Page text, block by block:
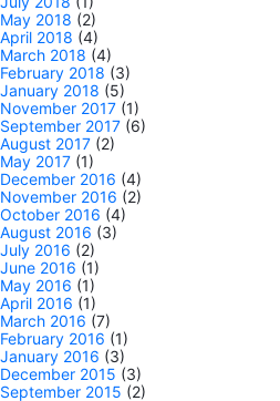
May 2018 (2)
April 2018 (4)
March 2018 (4)
February 2018 (3)
January 2018 (5)
November 2017 (1)
September 2017 (6)
August 2017 (2)
May 2017 (1)
December 2016 (4)
November 2016 (2)
October 2016 (4)
August 2016 (3)
July 2016 (2)
June 2016 (1)
May 2016 (1)
April 2016 (1)
March 2016 (7)
February 2016 (1)
January 2016 (3)
December 2015 (3)
September 2015 (2)